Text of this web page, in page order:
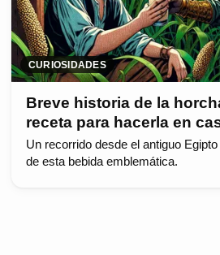
CURIOSIDADES
Breve historia de la
receta para hacerla en
Un recorrido desde el antiguo
de esta bebida emblemática.